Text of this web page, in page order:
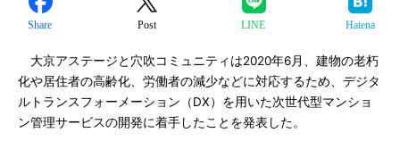
Share Post LINE Hatena
大京アステージと穴吹コミュニティは2020年6月、建物の老朽
化や居住者の高齢化、労働者の減少などに対応するため、デジタ
ルトランスフォーメーション（DX）を用いた次世代型マンショ
ン管理サービスの開発に着手したことを発表した。